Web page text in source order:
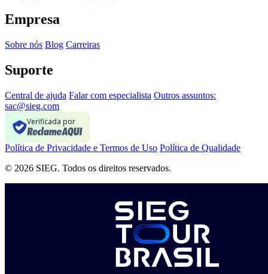
Empresa
Sobre nós Blog Carreiras
Suporte
Central de ajuda Falar com especialista Outros assuntos:
sac@sieg.com
Verificada por
Política de Privacidade e Termos de Uso Política de Qualidade
© 2026 SIEG. Todos os direitos reservados.